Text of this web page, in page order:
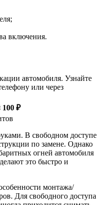
включения.
автомобиля. Узнайте
или через
100 ₽
В свободном доступе
по замене. Однако
огней автомобиля
это быстро и
монтажа/
Для свободного доступа